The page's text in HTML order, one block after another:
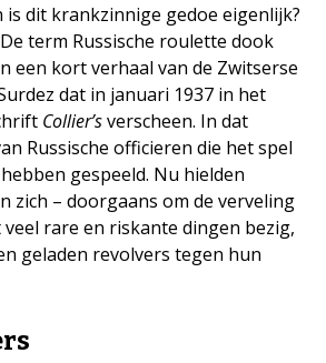
is dit krankzinnige gedoe eigenlijk?
term Russische roulette dook
een kort verhaal van de Zwitserse
dat in januari 1937 in het
Collier’sverscheen. In dat
Russische officieren die het spel
gespeeld. Nu hielden
zich – doorgaans om de verveling
rare en riskante dingen bezig,
geladen revolvers tegen hun